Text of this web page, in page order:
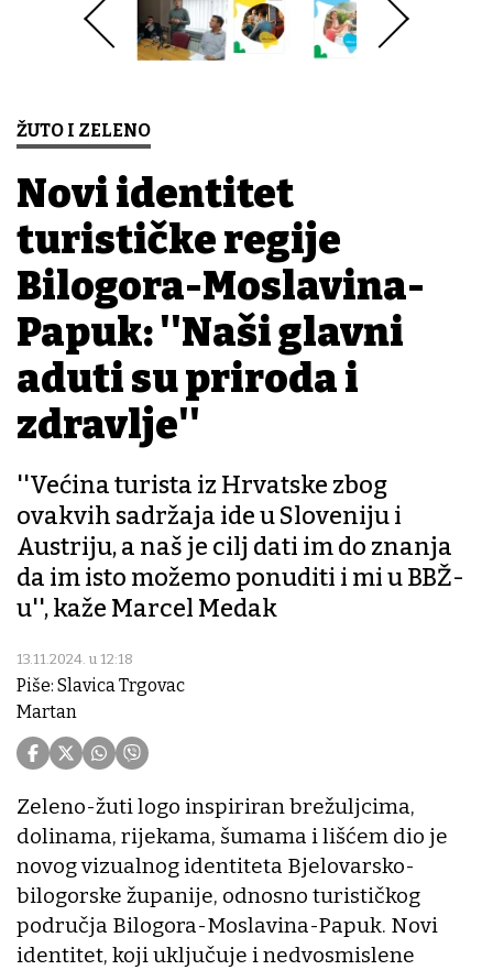
ŽUTO I ZELENO
Novi identitet
turističke regije
Bilogora-Moslavina-
Papuk: ''Naši glavni
aduti su priroda i
zdravlje''
''Većina turista iz Hrvatske zbog
ovakvih sadržaja ide u Sloveniju i
Austriju, a naš je cilj dati im do znanja
da im isto možemo ponuditi i mi u BBŽ-
u'', kaže Marcel Medak
13.11.2024. u 12:18
Piše: Slavica Trgovac
Martan
Zeleno-žuti logo inspiriran brežuljcima,
dolinama, rijekama, šumama i lišćem dio je
novog vizualnog identiteta Bjelovarsko-
bilogorske županije, odnosno turističkog
područja Bilogora-Moslavina-Papuk. Novi
identitet, koji uključuje i nedvosmislene